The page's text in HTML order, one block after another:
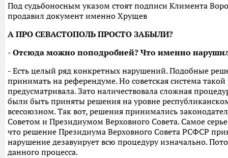
Под судьбоносным указом стоят подписи Климента
продавил документ именно Хрущев
А ПРО СЕВАСТОПОЛЬ ПРОСТО ЗАБЫЛИ?
- Отсюда можно поподробней? Что именно
- Есть целый ряд конкретных нарушений. Подобные
принимать на референдуме. Но советская система
предусматривала. Зато наличествовала сложная
были быть приняты решения на уровне
всесоюзном. Так вот, решения принимались
Советом и Президиумом Верховного Совета. Самое
что решение Президиума Верховного Совета РСФСР
нарушение дезавуирует всю процедуру изначально.
данного процесса.